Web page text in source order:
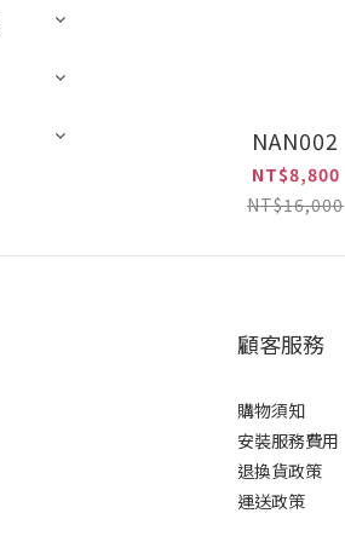
NAN002
NT$8,800
NT$16,000
顧客服務
購物須知
安裝服務費用
退換貨政策
運送政策